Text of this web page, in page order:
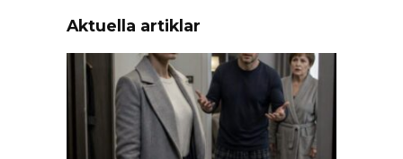
Aktuella artiklar